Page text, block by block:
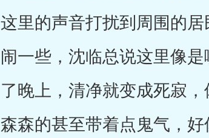
这里的声音打扰到周围的
闹一些，沈临总说这里像
了晚上，清净就变成死寂
森森的甚至带着点鬼气，好